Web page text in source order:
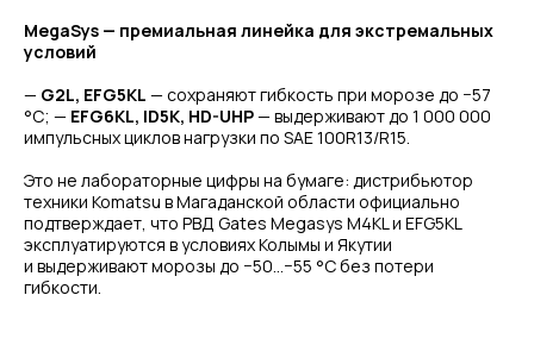
MegaSys — премиальная линейка для экстремальных
условий
— G2L, EFG5KL — сохраняют гибкость при морозе до −57
°C; — EFG6KL, ID5K, HD-UHP— выдерживают до 1 000 000
импульсных циклов нагрузки по SAE 100R13/R15.
Это не лабораторные цифры на бумаге: дистрибьютор
техники Komatsu в Магаданской области официально
подтверждает, что РВД Gates Megasys M4KL и EFG5KL
эксплуатируются в условиях Колымы и Якутии
и выдерживают морозы до −50…−55 °C без потери
гибкости.